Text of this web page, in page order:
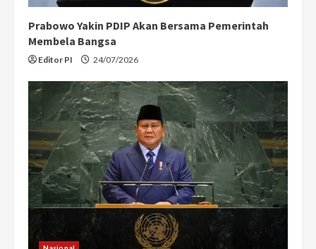
Prabowo Yakin PDIP Akan Bersama Pemerintah
Membela Bangsa
Editor PI 24/07/2026